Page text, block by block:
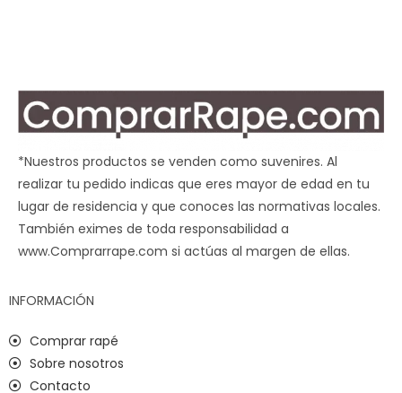
*Nuestros productos se venden como suvenires. Al
realizar tu pedido indicas que eres mayor de edad en tu
lugar de residencia y que conoces las normativas locales.
También eximes de toda responsabilidad a
www.Comprarrape.com si actúas al margen de ellas.
INFORMACIÓN
Comprar rapé
Sobre nosotros
Contacto